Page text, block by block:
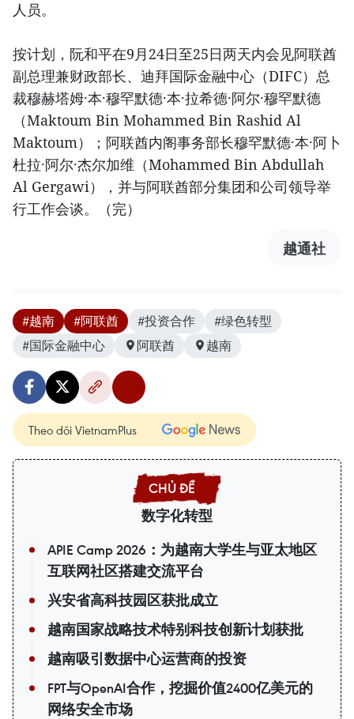
人员。
按计划，阮和平在9月24日至25日两天内会见阿联酋
副总理兼财政部长、迪拜国际金融中心（DIFC）总
裁穆赫塔姆·本·穆罕默德·本·拉希德·阿尔·穆罕默德
（Maktoum Bin Mohammed Bin Rashid Al
Maktoum）；阿联酋内阁事务部长穆罕默德·本·阿卜
杜拉·阿尔·杰尔加维（Mohammed Bin Abdullah
Al Gergawi），并与阿联酋部分集团和公司领导举
行工作会谈。（完）
越通社
#越南 #阿联酋 #投资合作
#绿色转型
#国际金融中心
阿联酋 越南
Theo dõi VietnamPlus
数字化转型
APIE Camp 2026：为越南大学生与亚太地区
互联网社区搭建交流平台
兴安省高科技园区获批成立
越南国家战略技术特别科技创新计划获批
越南吸引数据中心运营商的投资
FPT与OpenAI合作，挖掘价值2400亿美元的
网络安全市场